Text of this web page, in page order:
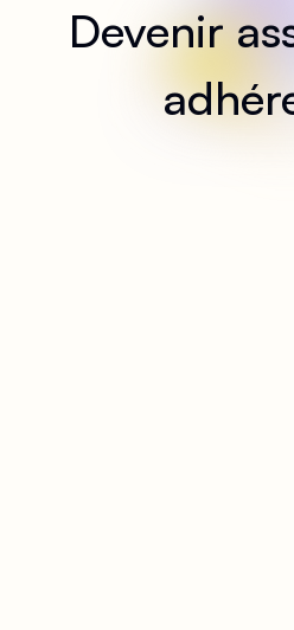
Devenir